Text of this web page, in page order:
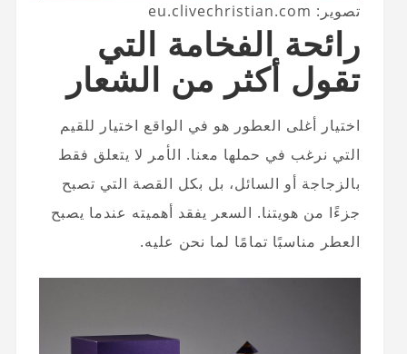
تصوير: eu.clivechristian.com
رائحة الفخامة التي
تقول أكثر من الشعار
اختيار أغلى العطور هو في الواقع اختيار للقيم
التي نرغب في حملها معنا. الأمر لا يتعلق فقط
بالزجاجة أو السائل، بل بكل القصة التي تصبح
جزءًا من هويتنا. السعر يفقد أهميته عندما يصبح
العطر مناسبًا تمامًا لما نحن عليه.